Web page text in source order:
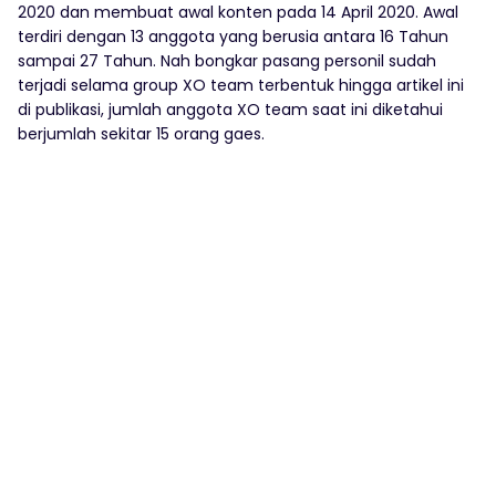
2020 dan membuat awal konten pada 14 April 2020. Awal
terdiri dengan 13 anggota yang berusia antara 16 Tahun
sampai 27 Tahun. Nah bongkar pasang personil sudah
terjadi selama group XO team terbentuk hingga artikel ini
di publikasi, jumlah anggota XO team saat ini diketahui
berjumlah sekitar 15 orang gaes.